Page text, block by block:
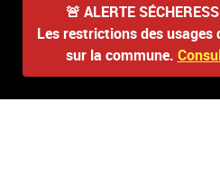
🚨 ALERTE
Les restrictions des usages
sur la commune.